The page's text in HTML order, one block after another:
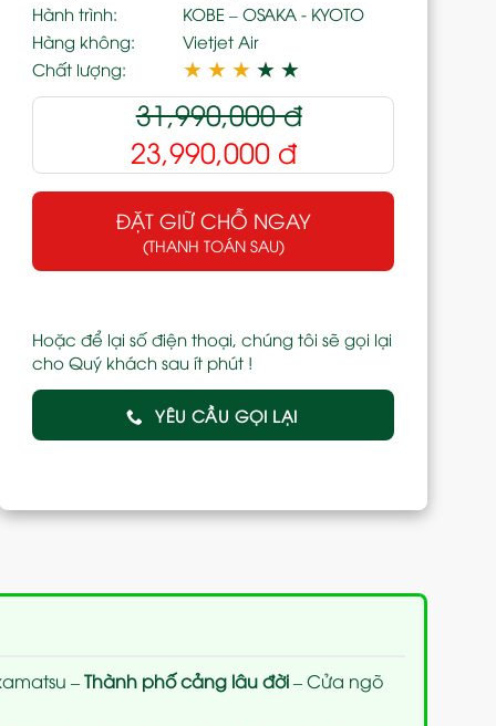
Hành trình:
KOBE – OSAKA - KYOTO
Hàng không:
Vietjet Air
Chất lượng:
★ ★ ★ ★ ★
31,990,000đ
23,990,000đ
ĐẶT GIỮ CHỖ NGAY
(THANH TOÁN SAU)
Hoặc để lại số điện thoại, chúng tôi sẽ gọi lại
cho Quý khách sau ít phút !
YÊU CẦU GỌI LẠI
–Thành phố cảng lâu đời– Cửa ngõ